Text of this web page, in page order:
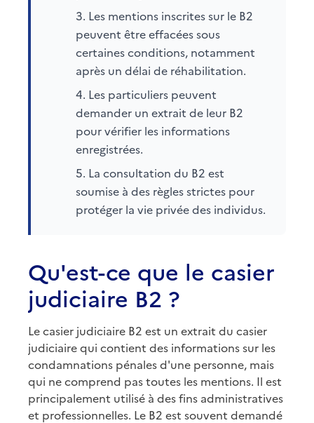
Les mentions inscrites sur le B2
peuvent être effacées sous
certaines conditions, notamment
après un délai de réhabilitation.
Les particuliers peuvent
demander un extrait de leur B2
pour vérifier les informations
enregistrées.
La consultation du B2 est
soumise à des règles strictes pour
protéger la vie privée des individus.
Qu'est-ce que le casier
judiciaire B2 ?
Le casier judiciaire B2 est un extrait du casier
judiciaire qui contient des informations sur les
condamnations pénales d'une personne, mais
qui ne comprend pas toutes les mentions. Il est
principalement utilisé à des fins administratives
et professionnelles. Le B2 est souvent demandé